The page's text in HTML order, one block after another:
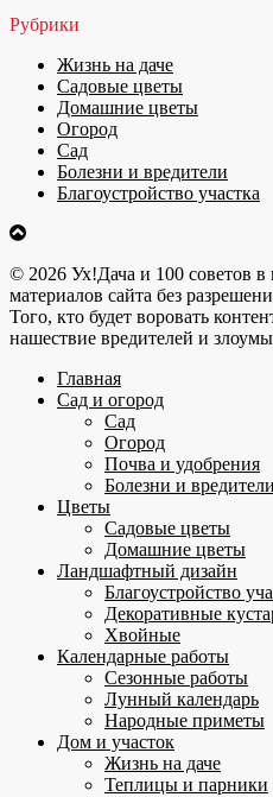
Рубрики
Жизнь на даче
Садовые цветы
Домашние цветы
Огород
Сад
Болезни и вредители
Благоустройство участка
© 2026 Ух!Дача и 100 советов в
материалов сайта без
Того, кто будет воровать
нашествие вредителей и
Главная
Сад и огород
Сад
Огород
Почва и удобрения
Болезни и вредители
Цветы
Садовые цветы
Домашние цветы
Ландшафтный дизайн
Благоустройство
Декоративные
Хвойные
Календарные работы
Сезонные работы
Лунный календарь
Народные приметы
Дом и участок
Жизнь на даче
Теплицы и парники